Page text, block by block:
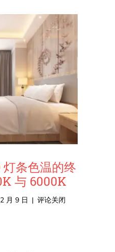
条色温的终
与 6000K
月 9 日 | 评论关闭